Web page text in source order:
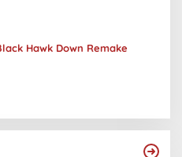
Hawk Down Remake